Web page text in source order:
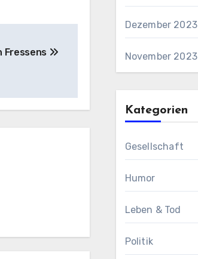
Fressens
Dezember 2023
November 2023
Kategorien
Gesellschaft
Humor
Leben & Tod
Politik